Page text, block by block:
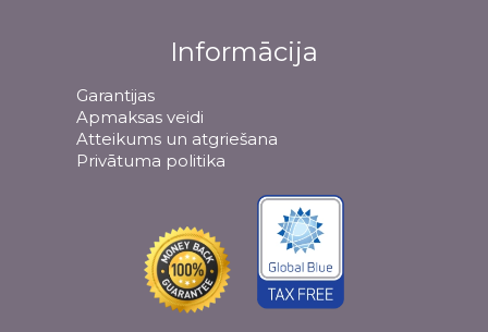
Informācija
Garantijas
Apmaksas veidi
Atteikums un atgriešana
Privātuma politika